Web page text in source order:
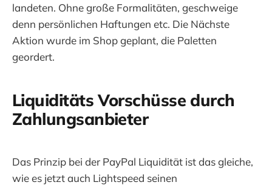
landeten. Ohne große Formalitäten, geschweige
denn persönlichen Haftungen etc. Die Nächste
Aktion wurde im Shop geplant, die Paletten
geordert.
Liquiditäts Vorschüsse durch
Zahlungsanbieter
Das Prinzip bei der PayPal Liquidität ist das gleiche,
wie es jetzt auch Lightspeed seinen